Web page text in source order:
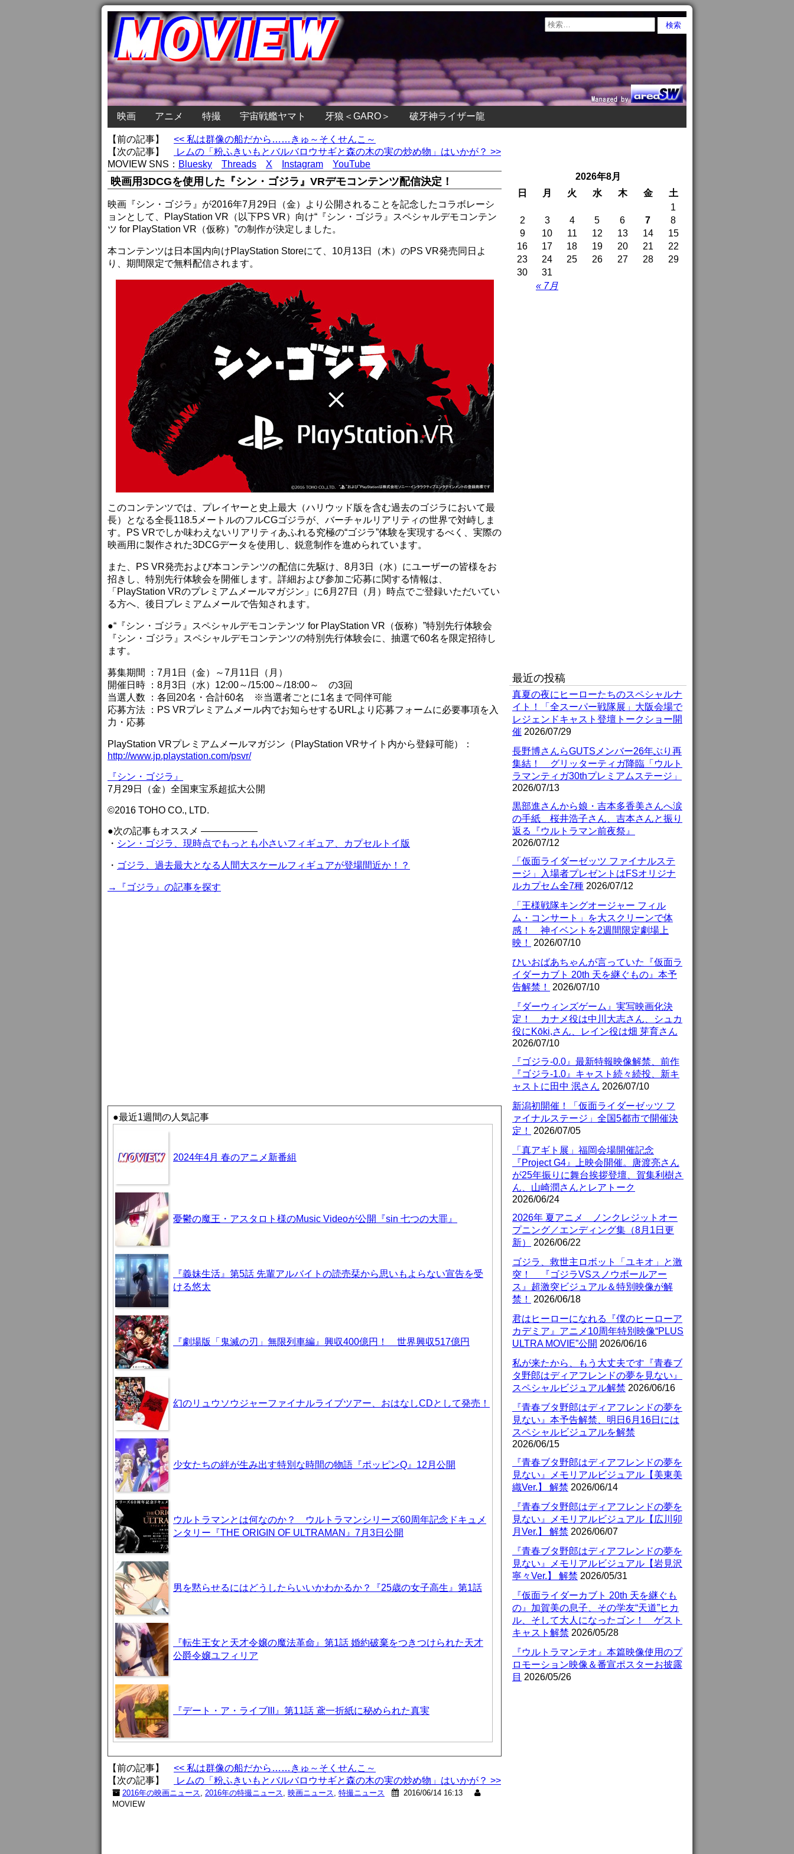
映画 アニメ 特撮 宇宙戦艦ヤマト 牙狼＜GARO＞ 破牙神ライザー龍
【前の記事】 << 私は群像の船だから……きゅ～そくせんこ～
【次の記事】
レムの「粉ふきいもとバルバロウサギと森の木の実の炒め物」はいかが？ >>
MOVIEW SNS： Bluesky Threads X Instagram YouTube
映画用3DCGを使用した『シン・ゴジラ』VRデモコンテンツ配信決定！
映画『シン・ゴジラ』が2016年7月29日（金）より公開されることを記念したコラボレーシ
ョンとして、PlayStation VR（以下PS VR）向け“『シン・ゴジラ』スペシャルデモコンテン
ツ for PlayStation VR（仮称）”の制作が決定しました。
本コンテンツは日本国内向けPlayStation Storeにて、10月13日（木）のPS VR発売同日よ
り、期間限定で無料配信されます。
このコンテンツでは、プレイヤーと史上最大（ハリウッド版を含む過去のゴジラにおいて最
長）となる全長118.5メートルのフルCGゴジラが、バーチャルリアリティの世界で対峙しま
す。PS VRでしか味わえないリアリティあふれる究極の“ゴジラ”体験を実現するべく、実際の
映画用に製作された3DCGデータを使用し、鋭意制作を進められています。
また、PS VR発売および本コンテンツの配信に先駆け、8月3日（水）にユーザーの皆様をお
招きし、特別先行体験会を開催します。詳細および参加ご応募に関する情報は、
「PlayStation VRのプレミアムメールマガジン」に6月27日（月）時点でご登録いただいてい
る方へ、後日プレミアムメールで告知されます。
●“『シン・ゴジラ』スペシャルデモコンテンツ for PlayStation VR（仮称）”特別先行体験会
『シン・ゴジラ』スペシャルデモコンテンツの特別先行体験会に、抽選で60名を限定招待し
ます。
募集期間 ：7月1日（金）～7月11日（月）
開催日時 ：8月3日（水）12:00～/15:00～/18:00～ の3回
当選人数 ：各回20名・合計60名 ※当選者ごとに1名まで同伴可能
応募方法 ：PS VRプレミアムメール内でお知らせするURLより応募フォームに必要事項を入
力・応募
PlayStation VRプレミアムメールマガジン（PlayStation VRサイト内から登録可能）：
http://www.jp.playstation.com/psvr/
『シン・ゴジラ』
7月29日（金）全国東宝系超拡大公開
©2016 TOHO CO., LTD.
●次の記事もオススメ ——————
・ シン・ゴジラ、現時点でもっとも小さいフィギュア、カプセルトイ版
・ ゴジラ、過去最大となる人間大スケールフィギュアが登場間近か！？
→『ゴジラ』の記事を探す
●最近1週間の人気記事
2024年4月 春のアニメ新番組
憂鬱の魔王・アスタロト様のMusic Videoが公開『sin 七つの大罪』
『義妹生活』第5話 先輩アルバイトの読売栞から思いもよらない宣告を受
ける悠太
『劇場版「鬼滅の刃」無限列車編』興収400億円！ 世界興収517億円
幻のリュウソウジャーファイナルライブツアー、おはなしCDとして発売！
少女たちの絆が生み出す特別な時間の物語『ポッピンQ』12月公開
ウルトラマンとは何なのか？ ウルトラマンシリーズ60周年記念ドキュメ
ンタリー『THE ORIGIN OF ULTRAMAN』7月3日公開
男を黙らせるにはどうしたらいいかわかるか？『25歳の女子高生』第1話
『転生王女と天才令嬢の魔法革命』第1話 婚約破棄をつきつけられた天才
公爵令嬢ユフィリア
『デート・ア・ライブIII』第11話 鳶一折紙に秘められた真実
【前の記事】 << 私は群像の船だから……きゅ～そくせんこ～
【次の記事】
レムの「粉ふきいもとバルバロウサギと森の木の実の炒め物」はいかが？ >>
2016年の映画ニュース, 2016年の特撮ニュース, 映画ニュース, 特撮ニュース
2016/06/14 16:13
MOVIEW
2026年8月
日
月 火 水 木 金 土
« 7月
1
2
3 4 5 6 7
8
9
10 11 12 13 14
15
16
17 18 19 20 21
22
23
24 25 26 27 28
29
30
31
最近の投稿
真夏の夜にヒーローたちのスペシャルナ
イト！「全スーパー戦隊展」大阪会場で
レジェンドキャスト登壇トークショー開
催 2026/07/29
長野博さんらGUTSメンバー26年ぶり再
集結！ グリッターティガ降臨「ウルト
ラマンティガ30thプレミアムステージ」
2026/07/13
黒部進さんから娘・吉本多香美さんへ涙
の手紙 桜井浩子さん、吉本さんと振り
返る『ウルトラマン前夜祭』
2026/07/12
「仮面ライダーゼッツ ファイナルステ
ージ」入場者プレゼントはFSオリジナ
ルカプセム全7種 2026/07/12
「王様戦隊キングオージャー フィル
ム・コンサート」を大スクリーンで体
感！ 神イベントを2週間限定劇場上
映！
2026/07/10
ひいおばあちゃんが言っていた『仮面ラ
イダーカブト 20th 天を継ぐもの』本予
告解禁！
2026/07/10
『ダーウィンズゲーム』実写映画化決
定！ カナメ役は中川大志さん、シュカ
役にKōki,さん、レイン役は畑 芽育さん
2026/07/10
『ゴジラ-0.0』最新特報映像解禁、前作
『ゴジラ-1.0』キャスト続々続投、新キ
ャストに田中 泯さん 2026/07/10
新潟初開催！「仮面ライダーゼッツ フ
ァイナルステージ」全国5都市で開催決
定！
2026/07/05
「真アギト展」福岡会場開催記念
『Project G4』上映会開催。唐渡亮さん
が25年振りに舞台挨拶登壇、賀集利樹さ
ん、山崎潤さんとレアトーク
2026/06/24
2026年 夏アニメ ノンクレジットオー
プニング／エンディング集（8月1日更
新）
2026/06/22
ゴジラ、救世主ロボット「ユキオ」と激
突！ 『ゴジラVSスノウボールアー
ス』超激突ビジュアル＆特別映像が解
禁！
2026/06/18
君はヒーローになれる『僕のヒーローア
カデミア』アニメ10周年特別映像“PLUS
ULTRA MOVIE”公開 2026/06/16
私が来たから、もう大丈夫です『青春ブ
タ野郎はディアフレンドの夢を見ない』
スペシャルビジュアル解禁 2026/06/16
『青春ブタ野郎はディアフレンドの夢を
見ない』本予告解禁、明日6月16日には
スペシャルビジュアルを解禁
2026/06/15
『青春ブタ野郎はディアフレンドの夢を
見ない』メモリアルビジュアル【美東美
織Ver.】 解禁 2026/06/14
『青春ブタ野郎はディアフレンドの夢を
見ない』メモリアルビジュアル【広川卯
月Ver.】 解禁 2026/06/07
『青春ブタ野郎はディアフレンドの夢を
見ない』メモリアルビジュアル【岩見沢
寧々Ver.】 解禁 2026/05/31
『仮面ライダーカブト 20th 天を継ぐも
の』加賀美の息子、その学友“天道”ヒカ
ル、そして大人になったゴン！ ゲスト
キャスト解禁 2026/05/28
『ウルトラマンテオ』本篇映像使用のプ
ロモーション映像＆番宣ポスターお披露
目 2026/05/26